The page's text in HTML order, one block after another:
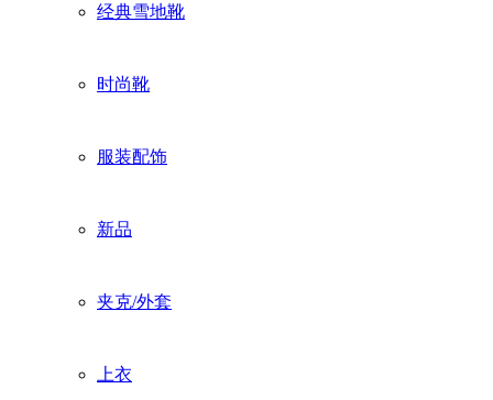
经典雪地靴
时尚靴
服装配饰
新品
夹克/外套
上衣